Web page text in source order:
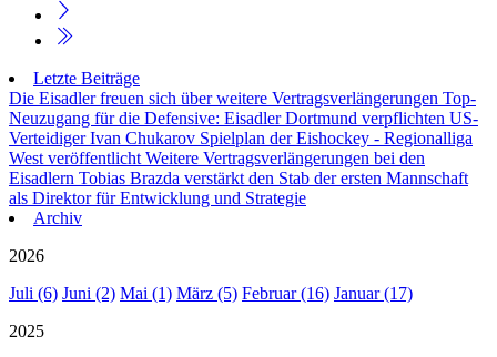
Letzte Beiträge
Die Eisadler freuen sich über weitere Vertragsverlängerungen Top-
Neuzugang für die Defensive: Eisadler Dortmund verpflichten US-
Verteidiger Ivan Chukarov Spielplan der Eishockey - Regionalliga
West veröffentlicht Weitere Vertragsverlängerungen bei den
Eisadlern Tobias Brazda verstärkt den Stab der ersten Mannschaft
als Direktor für Entwicklung und Strategie
Archiv
2026
Juli (6) Juni (2) Mai (1) März (5) Februar (16) Januar (17)
2025